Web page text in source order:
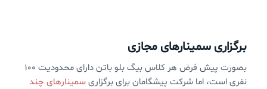
برگزاری سمینارهای مجازی
بصورت پیش فرض هر کلاس بیگ بلو باتن دارای محدودیت ۱۰۰
نفری است، اما شرکت پیشگامان برای برگزاریسمینارهای چند